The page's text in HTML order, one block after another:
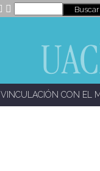
VINCULACIÓN CON EL